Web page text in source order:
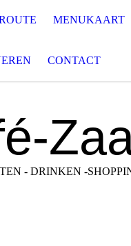
MENUKAART
CONTACT
- DRINKEN -